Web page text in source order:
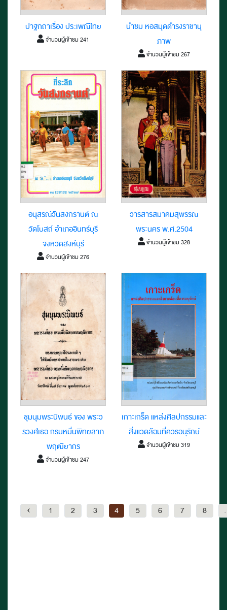
ปาฐกถาเรื่อง ประเพณีไทย
จำนวนผู้เข้าชม 241
นำชม หอสมุดดำรงราชานุ
ภาพ
จำนวนผู้เข้าชม 267
อนุสรณ์วันสงกรานต์ ณ
วัดโบสถ์ อำเภออินทร์บุรี
จังหวัดสิงห์บุรี
จำนวนผู้เข้าชม 276
วารสารสมาคมสุพรรณ
พระนคร พ.ศ.2504
จำนวนผู้เข้าชม 328
ชุมนุมพระนิพนธ์ ของ พระว
รวงศ์เธอ กรมหมื่นพิทยลาภ
พฤฒิยากร
จำนวนผู้เข้าชม 247
เกาะเกร็ด แหล่งศิลปกรรมและ
สิ่งแวดล้อมที่ควรอนุรักษ์
จำนวนผู้เข้าชม 319
‹ 1 2 3 4 5 6 7 8